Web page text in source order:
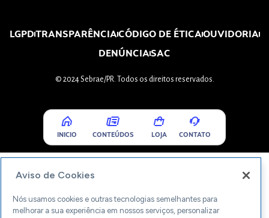
LGPDTRANSPARÊNCIACÓDIGO DE ÉTICAOUVIDORIA
DENÚNCIASAC
© 2024 Sebrae/PR. Todos os direitos reservados.
INICIO CONTEÚDOS LOJA CONTATO
Aviso de Cookies
Nós usamos cookies e outras tecnologias semelhantes para
melhorar a sua experiência em nossos serviços, personalizar